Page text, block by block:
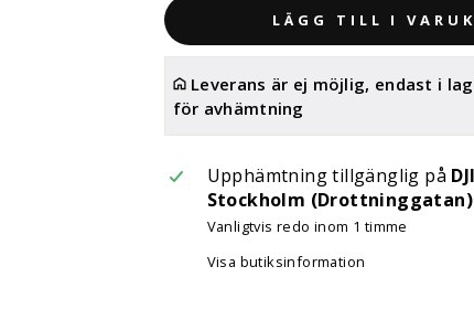
LÄGG TILL I
Leverans är ej möjlig, endast i
för avhämtning
Upphämtning tillgänglig på
Stockholm (Drottninggatan)
Vanligtvis redo inom 1 timme
Visa butiksinformation